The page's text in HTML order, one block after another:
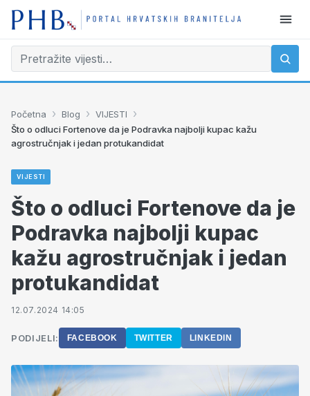
Početna › Blog › VIJESTI ›
Što o odluci Fortenove da je Podravka najbolji kupac kažu
agrostručnjak i jedan protukandidat
VIJESTI
Što o odluci Fortenove da je
Podravka najbolji kupac
kažu agrostručnjak i jedan
protukandidat
12.07.2024 14:05
PODIJELI: FACEBOOK TWITTER LINKEDIN